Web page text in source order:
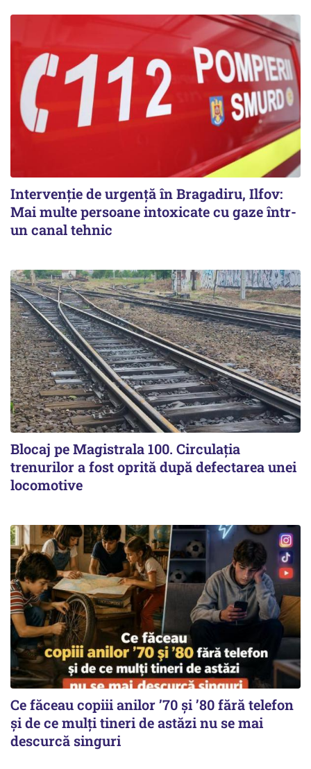
Intervenție de urgență în Bragadiru, Ilfov:
Mai multe persoane intoxicate cu gaze într-
un canal tehnic
Blocaj pe Magistrala 100. Circulația
trenurilor a fost oprită după defectarea unei
locomotive
Ce făceau copiii anilor ’70 și ’80 fără telefon
și de ce mulți tineri de astăzi nu se mai
descurcă singuri